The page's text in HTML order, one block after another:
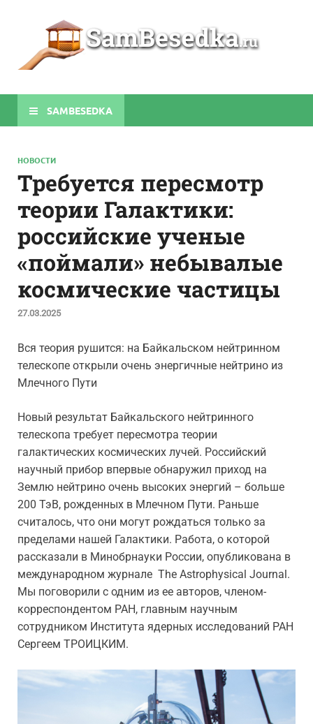
SAMBESEDKA
НОВОСТИ
Требуется пересмотр
теории Галактики:
российские ученые
«поймали» небывалые
космические частицы
27.03.2025
Вся теория рушится: на Байкальском нейтринном
телескопе открыли очень энергичные нейтрино из
Млечного Пути
Новый результат Байкальского нейтринного
телескопа требует пересмотра теории
галактических космических лучей. Российский
научный прибор впервые обнаружил приход на
Землю нейтрино очень высоких энергий – больше
200 ТэВ, рожденных в Млечном Пути. Раньше
считалось, что они могут рождаться только за
пределами нашей Галактики. Работа, о которой
рассказали в Минобрнауки России, опубликована в
международном журнале The Astrophysical Journal.
Мы поговорили с одним из ее авторов, членом-
корреспондентом РАН, главным научным
сотрудником Института ядерных исследований РАН
Сергеем ТРОИЦКИМ.